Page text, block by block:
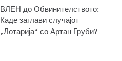
ВЛЕН до Обвинителството:
Каде заглави случајот
„Лотарија“ со Артан Груби?